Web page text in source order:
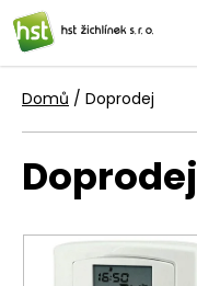
Přejít
na
obsah
Domů / Doprodej
Doprodej
V